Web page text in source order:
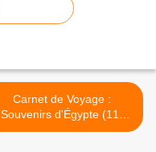
Carnet de Voyage :
Souvenirs d'Égypte (11)
Abou Simbel (2) >